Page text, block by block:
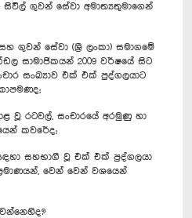
ගුවන් සේවා අමාත්‍යතුමාගෙන්
සේවා (ශ්‍රී ලංකා) සමාගමේ
සාමාජිකයන් 2009 වර්ෂයේ සිට
සංඛ්‍යාව එක් එක් පුද්ගලයාට
වූ රටවල්, සංචාරයේ අරමුණු හා
කවරේද;
සහභාගී වූ එක් එක් පුද්ගලයා
වෙන් වෙන් වශයෙන්